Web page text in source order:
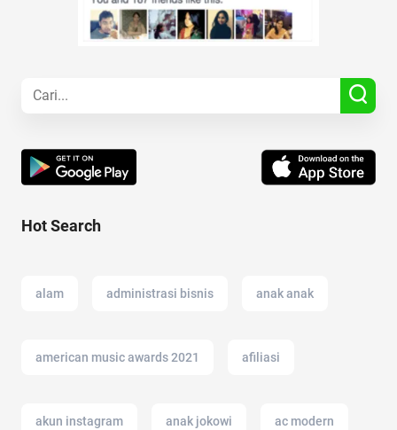
Hot Search
alam administrasi bisnis anak anak
american music awards 2021 afiliasi
akun instagram anak jokowi ac modern